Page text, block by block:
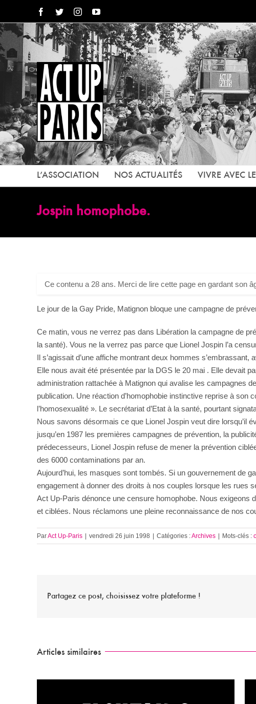
contenu
Facebook
TwitterInstagramYouTube
L’ASSOCIATION NOS ACTUALITÉS VIVRE AVEC
Jospin homophobe.
Ce contenu a 28 ans. Merci de lire cette page en gardant son
Le jour de la Gay Pride, Matignon bloque une campagne de
Ce matin, vous ne verrez pas dans Libération la campagne de
la santé). Vous ne la verrez pas parce que Lionel Jospin l’a
Il s’agissait d’une affiche montrant deux hommes
Elle nous avait été présentée par la DGS le 20 mai . Elle devait
administration rattachée à Matignon qui avalise les campagnes
publication. Une réaction d’homophobie instinctive reprise à son
l’homosexualité ». Le secrétariat d’Etat à la santé, pourtant
Nous savons désormais ce que Lionel Jospin veut dire lorsqu’il
jusqu’en 1987 les premières campagnes de prévention, la
prédecesseurs, Lionel Jospin refuse de mener la prévention
des 6000 contaminations par an.
Aujourd’hui, les masques sont tombés. Si un gouvernement de
engagement à donner des droits à nos couples lorsque les rues
Act Up-Paris dénonce une censure homophobe. Nous
et ciblées. Nous réclamons une pleine reconnaissance de nos
ParAct Up-Paris | vendredi 26 juin 1998 | Catégories :Archives | Mots-clés :
Partagez ce post, choisissez votre plateforme !
Articles similaires